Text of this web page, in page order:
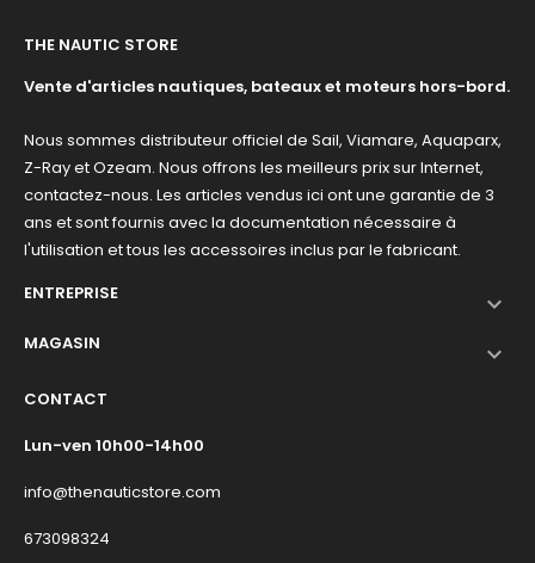
THE NAUTIC STORE
Vente d'articles nautiques, bateaux et moteurs hors-bord.
Nous sommes distributeur officiel de Sail, Viamare, Aquaparx,
Z-Ray et Ozeam. Nous offrons les meilleurs prix sur Internet,
contactez-nous. Les articles vendus ici ont une garantie de 3
ans et sont fournis avec la documentation nécessaire à
l'utilisation et tous les accessoires inclus par le fabricant.
ENTREPRISE

MAGASIN 
CONTACT
Lun-ven 10h00-14h00
info@thenauticstore.com
673098324